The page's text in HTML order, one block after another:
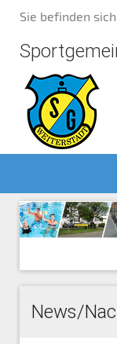
Sie befinden
News/